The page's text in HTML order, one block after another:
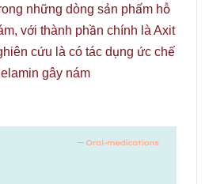
những dòng sản phẩm hỗ
với thành phần chính là Axit
cứu là có tác dụng ức chế
gây nám